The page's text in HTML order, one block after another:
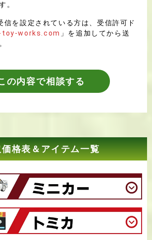
。
信を設定されている方は、受信許可ド
toy-works.com 」を追加してから送
の内容で相談する
格表＆アイテム一覧